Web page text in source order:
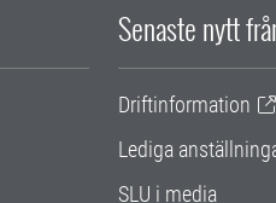
Senaste nytt
Driftinformation
Lediga
SLU i media